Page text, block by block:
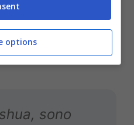
con
sono
options